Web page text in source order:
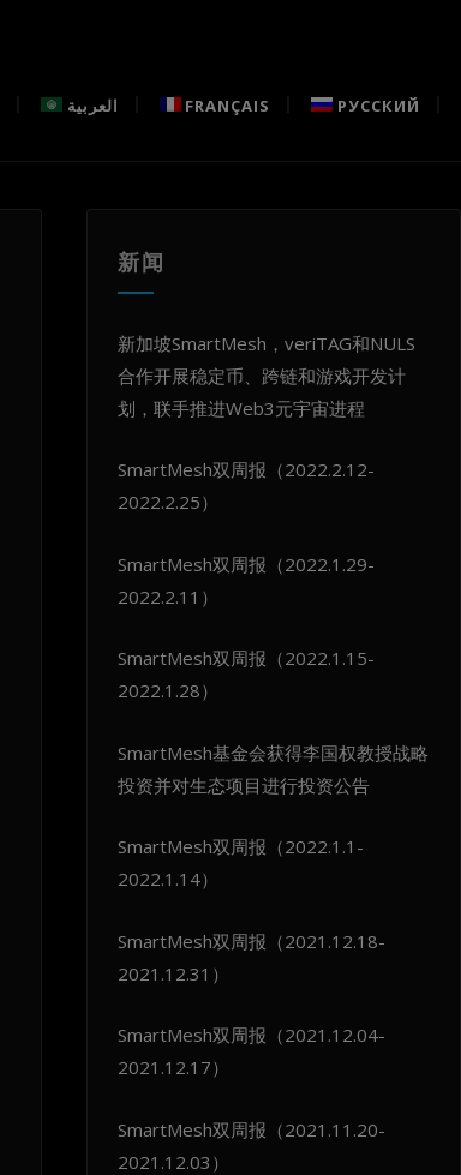
العربية FRANÇAIS РУССКИЙ
新闻
新加坡SmartMesh，veriTAG和NULS
合作开展稳定币、跨链和游戏开发计
划，联手推进Web3元宇宙进程
SmartMesh双周报（2022.2.12-
2022.2.25）
SmartMesh双周报（2022.1.29-
2022.2.11）
SmartMesh双周报（2022.1.15-
2022.1.28）
SmartMesh基金会获得李国权教授战略
投资并对生态项目进行投资公告
SmartMesh双周报（2022.1.1-
2022.1.14）
SmartMesh双周报（2021.12.18-
2021.12.31）
SmartMesh双周报（2021.12.04-
2021.12.17）
SmartMesh双周报（2021.11.20-
2021.12.03）